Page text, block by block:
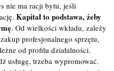
nie ma racji bytu, jeśli
Kapitał to podstawa, żeby
. Od wielkości wkładu, zależy
profesjonalnego sprzętu,
od profilu działalności.
usługę, trzeba wypromować.